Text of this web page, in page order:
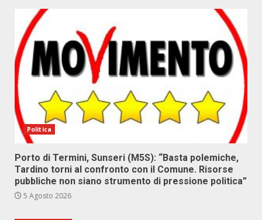
Politica
Porto di Termini, Sunseri (M5S): “Basta polemiche,
Tardino torni al confronto con il Comune. Risorse
pubbliche non siano strumento di pressione politica”
5 Agosto 2026